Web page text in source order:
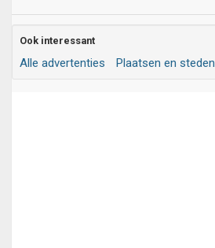
Ook interessant
Alle advertenties Plaatsen en steden